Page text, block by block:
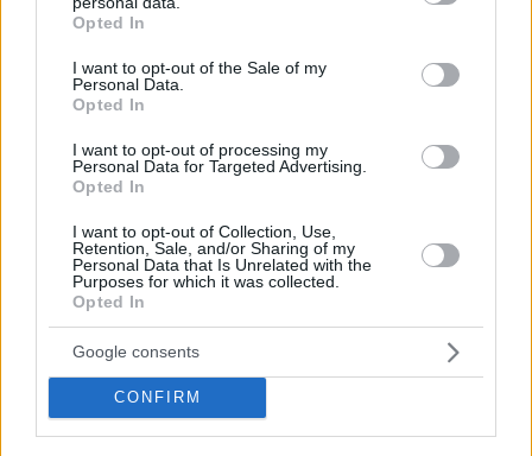
grant or deny consent to Google and its third-party tags to
use your data for below specified purposes in below Google
consent section.
Opted In
I want to opt-out of the Sale of my
Personal Data.
Opted In
I want to opt-out of processing my
Personal Data for Targeted Advertising.
Opted In
I want to opt-out of Collection, Use,
Retention, Sale, and/or Sharing of my
Personal Data that Is Unrelated with the
Purposes for which it was collected.
Opted In
Google consents
CONFIRM
08.07.2026, 15:07
Νίκο μου το παράχεσες με τους εκνευρισμούς σου
στις πίστες και τις συναυλίες...κάνε κράτει ρε αγόρι,τα
παιδιά που συνεργάζεσαι είναι άνθρωποι και
κουράζονται περισσότερο από εσένα με το στήσε -
ξέστησε σε κάθε συναυλία και όταν εσύ κοιμάσαι
αυτοί δουλεύουν για να μπορείς να
τραγουδάς.Όποιος δουλεύει κάνει λάθη.Τα ίδια σε
κάθε συναυλία,το καθιέρωσες πια...
ΑΠΑΝΤΗΣΗ
koukou
08.07.2026, 14:56
Αν η τότε ΑΑΔΕ έκανε ελέγχους στα μπουζούκια το